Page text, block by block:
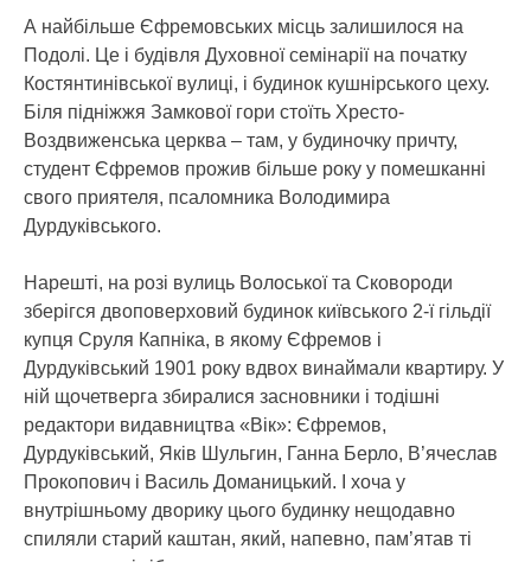
А найбільше Єфремовських місць залишилося на
Подолі. Це і будівля Духовної семінарії на початку
Костянтинівської вулиці, і будинок кушнірського цеху.
Біля підніжжя Замкової гори стоїть Хресто-
Воздвиженська церква – там, у будиночку причту,
студент Єфремов прожив більше року у помешканні
свого приятеля, псаломника Володимира
Дурдуківського.
Нарешті, на розі вулиць Волоської та Сковороди
зберігся двоповерховий будинок київського 2-ї гільдії
купця Сруля Капніка, в якому Єфремов і
Дурдуківський 1901 року вдвох винаймали квартиру. У
ній щочетверга збиралися засновники і тодішні
редактори видавництва «Вік»: Єфремов,
Дурдуківський, Яків Шульгин, Ганна Берло, В’ячеслав
Прокопович і Василь Доманицький. І хоча у
внутрішньому дворику цього будинку нещодавно
спиляли старий каштан, який, напевно, пам’ятав ті